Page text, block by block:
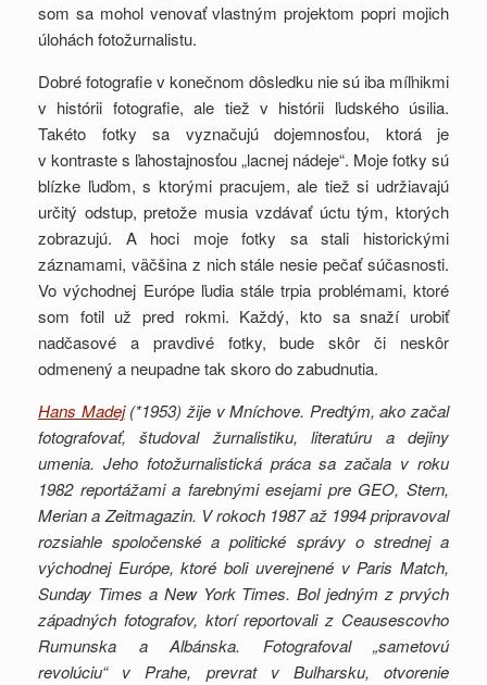
som sa mohol venovať vlastným projektom popri mojich
úlohách fotožurnalistu.
Dobré fotografie v konečnom dôsledku nie sú iba míľnikmi
v histórii fotografie, ale tiež v histórii ľudského úsilia.
Takéto fotky sa vyznačujú dojemnosťou, ktorá je
v kontraste s ľahostajnosťou „lacnej nádeje“. Moje fotky sú
blízke ľuďom, s ktorými pracujem, ale tiež si udržiavajú
určitý odstup, pretože musia vzdávať úctu tým, ktorých
zobrazujú. A hoci moje fotky sa stali historickými
záznamami, väčšina z nich stále nesie pečať súčasnosti.
Vo východnej Európe ľudia stále trpia problémami, ktoré
som fotil už pred rokmi. Každý, kto sa snaží urobiť
nadčasové a pravdivé fotky, bude skôr či neskôr
odmenený a neupadne tak skoro do zabudnutia.
Hans Madej(*1953) žije v Mníchove. Predtým, ako začal
fotografovať, študoval žurnalistiku, literatúru a dejiny
umenia. Jeho fotožurnalistická práca sa začala v roku
1982 reportážami a farebnými esejami pre GEO, Stern,
Merian a Zeitmagazin. V rokoch 1987 až 1994 pripravoval
rozsiahle spoločenské a politické správy o strednej a
východnej Európe, ktoré boli uverejnené v Paris Match,
Sunday Times a New York Times. Bol jedným z prvých
západných fotografov, ktorí reportovali z Ceausescovho
Rumunska a Albánska. Fotografoval „sametovú
revolúciu“ v Prahe, prevrat v Bulharsku, otvorenie